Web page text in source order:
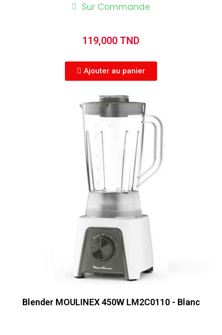
Sur Commande
119,000 TND
Ajouter au panier
Blender MOULINEX 450W LM2C0110 - Blanc